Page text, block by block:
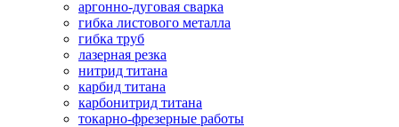
аргонно-дуговая сварка
гибка листового металла
гибка труб
лазерная резка
нитрид титана
карбид титана
карбонитрид титана
токарно-фрезерные работы